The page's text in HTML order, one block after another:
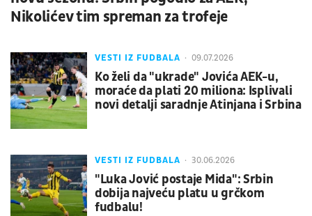
Nikolićev tim spreman za trofeje
VESTI IZ FUDBALA 09.07.2026
Ko želi da "ukrade" Jovića AEK-u,
moraće da plati 20 miliona: Isplivali
novi detalji saradnje Atinjana i Srbina
VESTI IZ FUDBALA 30.06.2026
"Luka Jović postaje Mida": Srbin
dobija najveću platu u grčkom
fudbalu!